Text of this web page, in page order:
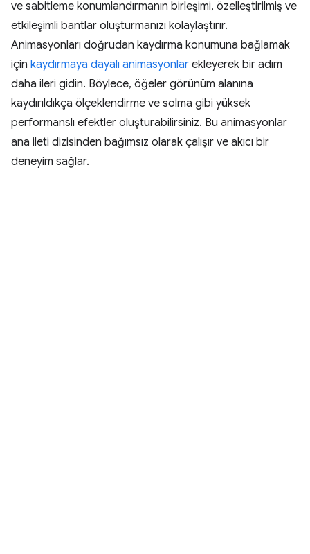
ve sabitleme konumlandırmanın birleşimi, özelleştirilmiş ve
etkileşimli bantlar oluşturmanızı kolaylaştırır.
Animasyonları doğrudan kaydırma konumuna bağlamak
için kaydırmaya dayalı animasyonlar ekleyerek bir adım
daha ileri gidin. Böylece, öğeler görünüm alanına
kaydırıldıkça ölçeklendirme ve solma gibi yüksek
performanslı efektler oluşturabilirsiniz. Bu animasyonlar
ana ileti dizisinden bağımsız olarak çalışır ve akıcı bir
deneyim sağlar.